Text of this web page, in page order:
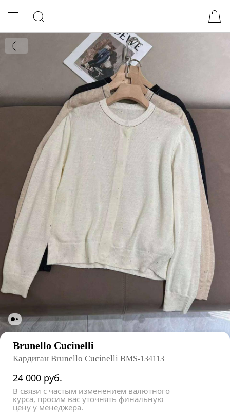
Brunello Cucinelli
Кардиган Brunello Cucinelli BMS-134113
24 000 руб.
В связи с частым изменением валютного
курса, просим вас уточнять финальную
цену у менеджера.